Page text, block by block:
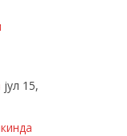
јул 15,